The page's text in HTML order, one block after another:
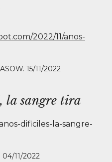
2022/11/anos-
15/11/2022
la sangre tira
dificiles-la-sangre-
11/2022